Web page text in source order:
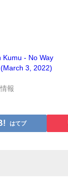
Kumu - No Way
3, 2022)
報
はてブ